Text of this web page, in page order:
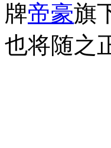
牌帝豪旗
也将随之